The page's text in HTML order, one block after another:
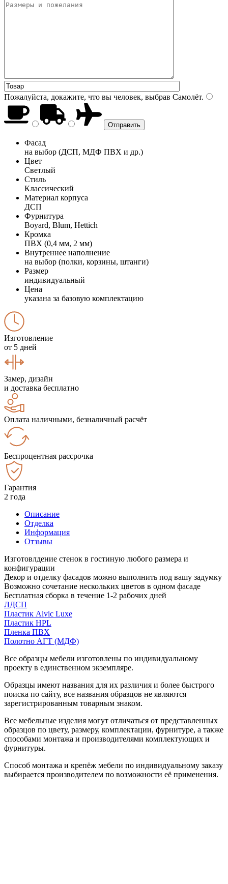
Пожалуйста, докажите, что вы человек, выбрав Самолёт.
Фасад
на выбор (ДСП, МДФ ПВХ и др.)
Цвет
Светлый
Стиль
Классический
Материал корпуса
ДСП
Фурнитура
Boyard, Blum, Hettich
Кромка
ПВХ (0,4 мм, 2 мм)
Внутреннее наполнение
на выбор (полки, корзины, штанги)
Размер
индивидуальный
Цена
указана за базовую комплектацию
Изготовление
от 5 дней
Замер, дизайн
и доставка бесплатно
Оплата наличными, безналичный расчёт
Беспроцентная рассрочка
Гарантия
2 года
Описание
Отделка
Информация
Отзывы
Изготовлдение стенок в гостиную любого размера и
конфигурации
Декор и отделку фасадов можно выполнить под вашу задумку
Возможно сочетание нескольких цветов в одном фасаде
Бесплатная сборка в течение 1-2 рабочих дней
ЛДСП
Пластик Alvic Luxe
Пластик HPL
Пленка ПВХ
Полотно АГТ (МДФ)
Все образцы мебели изготовлены по индивидуальному
проекту в единственном экземпляре.
Образцы имеют названия для их различия и более быстрого
поиска по сайту, все названия образцов не являются
зарегистрированным товарным знаком.
Все мебельные изделия могут отличаться от представленных
образцов по цвету, размеру, комплектации, фурнитуре, а также
способами монтажа и производителями комплектующих и
фурнитуры.
Способ монтажа и крепёж мебели по индивидуальному заказу
выбирается производителем по возможности её применения.